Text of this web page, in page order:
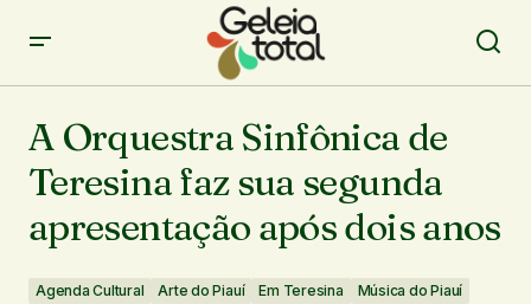
apresentação após dois anos
A Orquestra Sinfônica de
Teresina faz sua segunda
apresentação após dois anos
Agenda Cultural Arte do Piauí Em Teresina
Música do Piauí